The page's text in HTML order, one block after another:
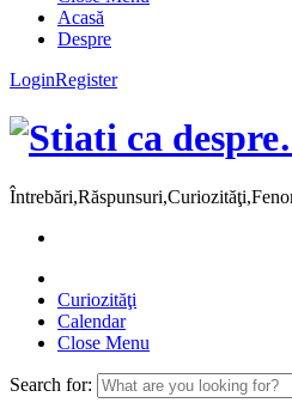
Acasă
Despre
LoginRegister
Curiozităţi
Calendar
Close Menu
Search for: